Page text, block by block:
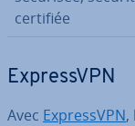
certifiée
Ex­pressVPN
Avec Ex­pressVPN,